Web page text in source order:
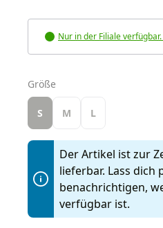
Nur in der Filiale
Größe
S M L
Der Artikel ist zur
lieferbar. Lass dich
benachrichtigen,
verfügbar ist.